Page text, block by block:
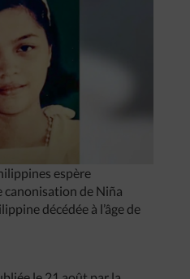
espère
canonisation de Niña
décédée à l’âge de